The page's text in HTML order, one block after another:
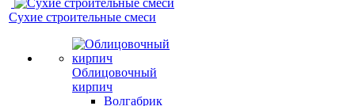
Сухие строительные смеси
Облицовочный
кирпич
Волгабрик